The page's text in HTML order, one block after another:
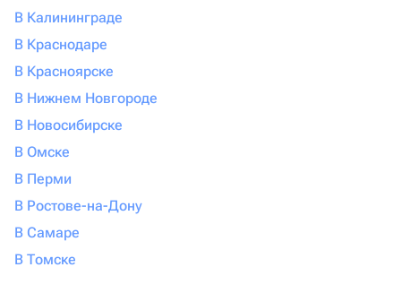
В Калининграде
В Краснодаре
В Красноярске
В Нижнем Новгороде
В Новосибирске
В Омске
В Перми
В Ростове-на-Дону
В Самаре
В Томске